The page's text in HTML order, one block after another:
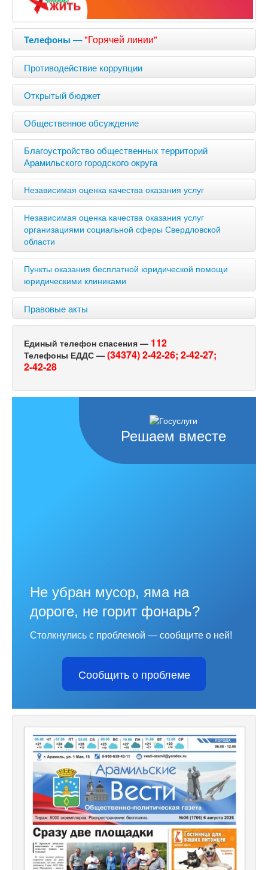
Телефоны —"Горячей линии"
Противодействие коррупции
Открытый бюджет
Общественное обсуждение
Благоустройство общественных территорий
Арамильского городского округа
Независимая оценка качества оказания услуг
Независимая оценка качества оказания услуг
организациями социальной сферы Свердловской
области
Пункты оказания бесплатной юридической помощи
юридическими клиниками
Правовые акты
Единый телефон спасения — 112
Телефоны ЕДДС — (34374) 2-42-26; 2-42-27;
2-42-28
Решаем вместе
Не убран мусор, яма на
дороге, не горит фонарь?
Столкнулись с проблемой — сообщите о ней!
Сообщить о проблеме